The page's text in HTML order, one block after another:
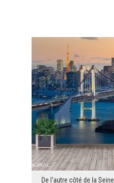
De l'autre côté de la Seine